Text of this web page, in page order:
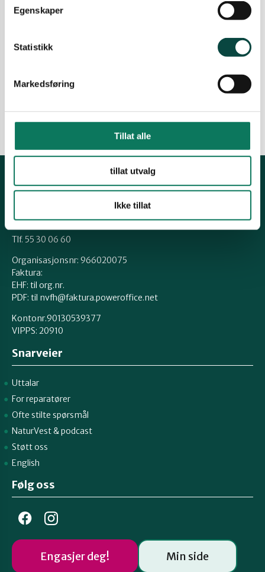
Egenskaper
Statistikk
Markedsføring
Tillat alle
tillat utvalg
Ikke tillat
Aktuelt 28.11.2022
Kontakt fylkeslaget
hordaland@naturvernforbundet.no
Tlf. 55 30 06 60
Organisasjonsnr: 966020075
Faktura:
EHF: til org.nr.
PDF: til nvfh@faktura.poweroffice.net
Kontonr.90130539377
VIPPS: 20910
Snarveier
Uttalar
For reparatører
Ofte stilte spørsmål
NaturVest&podcast
Støtt oss
English
Følg oss
Engasjer deg! Min side